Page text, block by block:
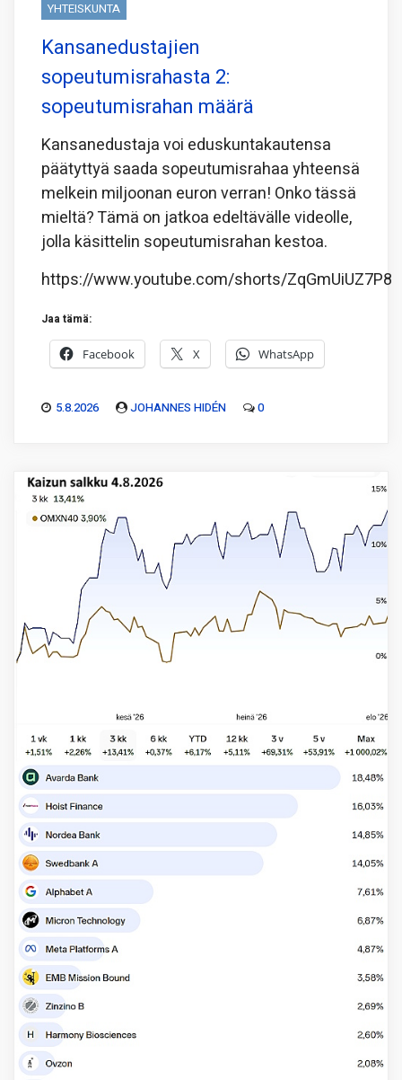
YHTEISKUNTA
Kansanedustajien
sopeutumisrahasta 2:
sopeutumisrahan määrä
Kansanedustaja voi eduskuntakautensa
päätyttyä saada sopeutumisrahaa yhteensä
melkein miljoonan euron verran! Onko tässä
mieltä? Tämä on jatkoa edeltävälle videolle,
jolla käsittelin sopeutumisrahan kestoa.
https://www.youtube.com/shorts/ZqGmUiUZ7P8
Jaa tämä:
Facebook X WhatsApp
5.8.2026 JOHANNES HIDÉN 0